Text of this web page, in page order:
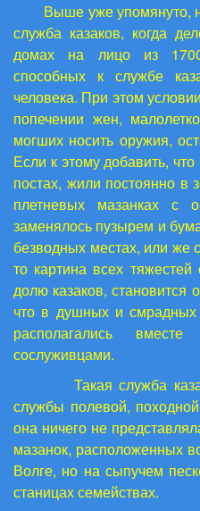
Выше уже упомянуто,
служба казаков, когда
домах на лицо из
способных к службе
человека. При этом
попечении жен,
могших носить оружия,
Если к этому добавить,
постах, жили постоянно
плетневых мазанках с
заменялось пузырем и
безводных местах, или же
то картина всех
долю казаков, становится
что в душных и смрадных
располагались
сослуживцами.
Такая служба
службы полевой,
она ничего не
мазанок, расположенных
Волге, но на сыпучем
станицах семействах.